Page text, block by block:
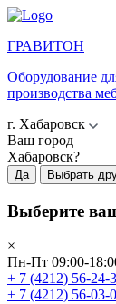
ГРАВИТОН
Оборудование
производства
г. Хабаровск
Ваш город
Хабаровск?
Да Выбрать
Выберите
×
Пн-Пт 09:00-
+ 7 (4212) 56-24-
+ 7 (4212) 56-03-